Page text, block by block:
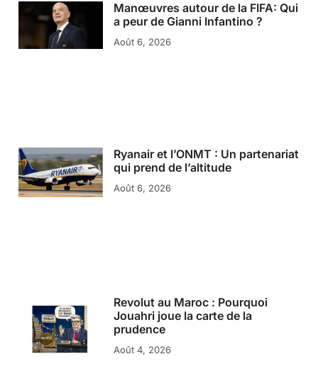
Manœuvres autour de la FIFA: Qui
a peur de Gianni Infantino ?
Août 6, 2026
Ryanair et l’ONMT : Un partenariat
qui prend de l’altitude
Août 6, 2026
Revolut au Maroc : Pourquoi
Jouahri joue la carte de la
prudence
Août 4, 2026